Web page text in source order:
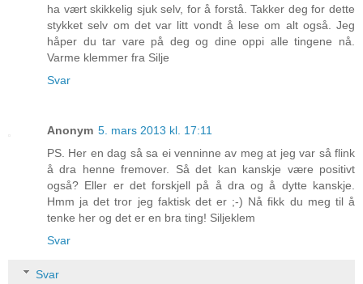
ha vært skikkelig sjuk selv, for å forstå. Takker deg for dette
stykket selv om det var litt vondt å lese om alt også. Jeg
håper du tar vare på deg og dine oppi alle tingene nå.
Varme klemmer fra Silje
Svar
Anonym 5. mars 2013 kl. 17:11
PS. Her en dag så sa ei venninne av meg at jeg var så flink
å dra henne fremover. Så det kan kanskje være positivt
også? Eller er det forskjell på å dra og å dytte kanskje.
Hmm ja det tror jeg faktisk det er ;-) Nå fikk du meg til å
tenke her og det er en bra ting! Siljeklem
Svar
Svar